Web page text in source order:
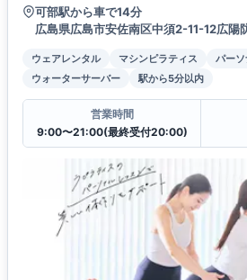
可部駅から車で14分
広島県広島市安佐南区中須2-11-12広陽
ウェアレンタル マシンピラティス
パー
ウォーターサーバー
駅から5分以内
営業時間
9:00〜21:00(最終受付20:00)